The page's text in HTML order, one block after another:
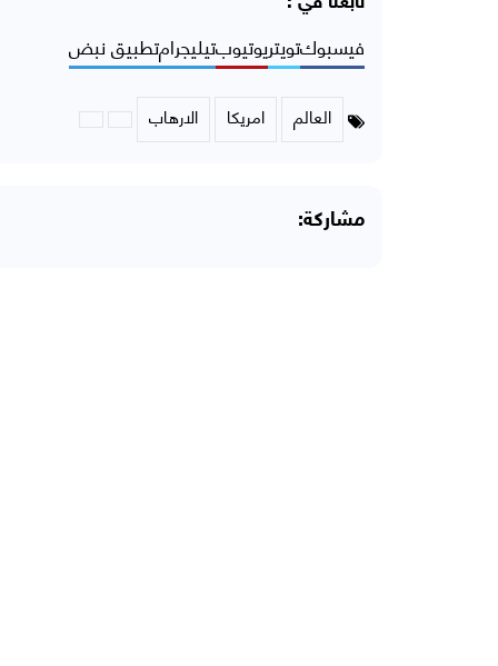
فيسبوكتويتريوتيوبتيليجرامتطبيق نبض
العالم امريكا الارهاب
مشاركة: